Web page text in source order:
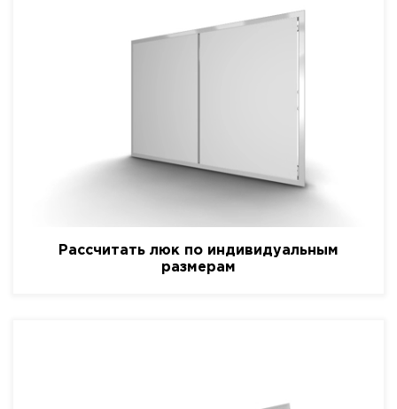
Рассчитать люк по индивидуальным
размерам